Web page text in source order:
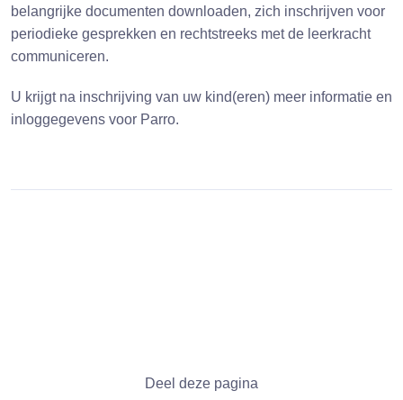
belangrijke documenten downloaden, zich inschrijven voor
periodieke gesprekken en rechtstreeks met de leerkracht
communiceren.
U krijgt na inschrijving van uw kind(eren) meer informatie en
inloggegevens voor Parro.
Deel deze pagina